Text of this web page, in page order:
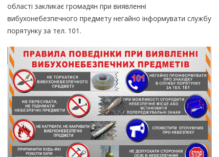
області закликає громадян при виявленні
вибухонебезпечного предмету негайно інформувати службу
порятунку за тел. 101.